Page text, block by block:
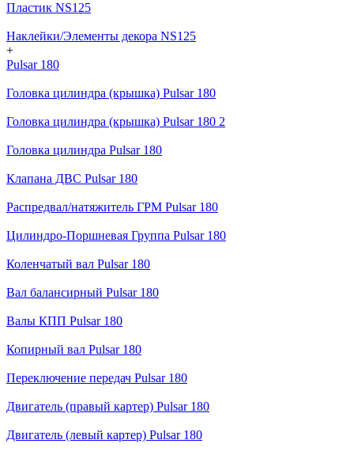
Пластик NS125
Наклейки/Элементы декора NS125
+
Pulsar 180
Головка цилиндра (крышка) Pulsar 180
Головка цилиндра (крышка) Pulsar 180 2
Головка цилиндра Pulsar 180
Клапана ДВС Pulsar 180
Распредвал/натяжитель ГРМ Pulsar 180
Цилиндро-Поршневая Группа Pulsar 180
Коленчатый вал Pulsar 180
Вал балансирный Pulsar 180
Валы КПП Pulsar 180
Копирный вал Pulsar 180
Переключение передач Pulsar 180
Двигатель (правый картер) Pulsar 180
Двигатель (левый картер) Pulsar 180